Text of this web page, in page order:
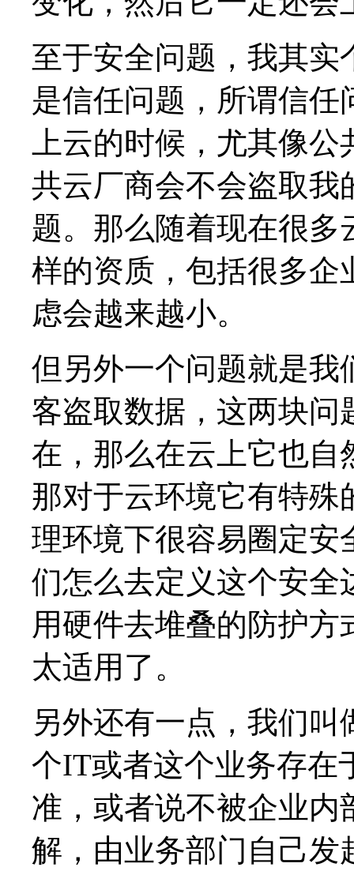
至于安全问题，我其实
是信任问题，所谓信
上云的时候，尤其像
共云厂商会不会盗取我
题。那么随着现在很
样的资质，包括很多企
虑会越来越小。
但另外一个问题就是我
客盗取数据，这两块
在，那么在云上它也自
那对于云环境它有特殊
理环境下很容易圈定安
们怎么去定义这个安全
用硬件去堆叠的防护
太适用了。
另外还有一点，我们
个IT或者这个业务存在
准，或者说不被企业内
解，由业务部门自己